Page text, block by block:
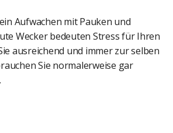
Aufwachen mit Pauken und
Wecker bedeuten Stress für Ihren
ausreichend und immer zur selben
Sie normalerweise gar